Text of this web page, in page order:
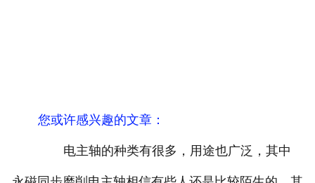
您或许感兴趣的文章：
电主轴的种类有很多，用途也广泛，其中